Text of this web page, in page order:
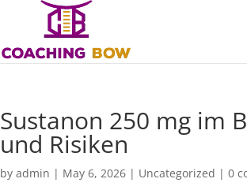
Sustanon 250 mg im
und Risiken
byadmin | May 6, 2026 | Uncategorized |0